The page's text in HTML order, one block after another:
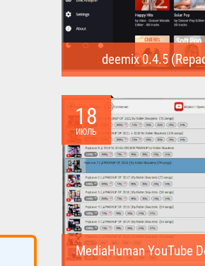
deemix 0.4.5
скачивать
18
ИЮЛЬ